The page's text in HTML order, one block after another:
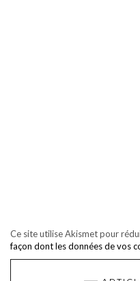
Ce site utilise Akismet pour
façon dont les données de vos